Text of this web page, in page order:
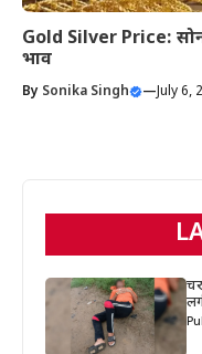
Gold Silver Price:
भाव
By Sonika Singh —July 6,